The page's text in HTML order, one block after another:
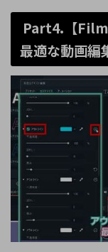
Part4.【
最適な動画編